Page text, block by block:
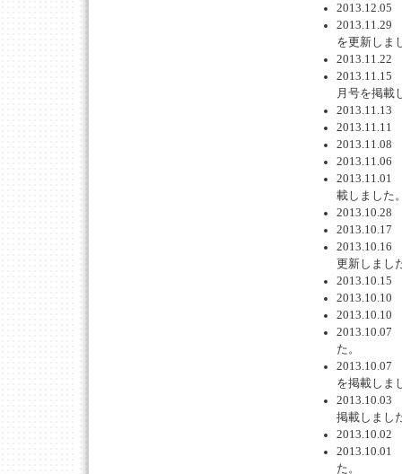
2013.12.05
2013.11.29
を更新しま
2013.11.22
2013.11.15
月号を掲載
2013.11.13
2013.11.11
2013.11.08
2013.11.06
2013.11.01
載しました
2013.10.28
2013.10.17
2013.10.16
更新しまし
2013.10.15
2013.10.10
2013.10.10
2013.10.07
た。
2013.10.07
を掲載しま
2013.10.03
掲載しまし
2013.10.02
2013.10.01
た。